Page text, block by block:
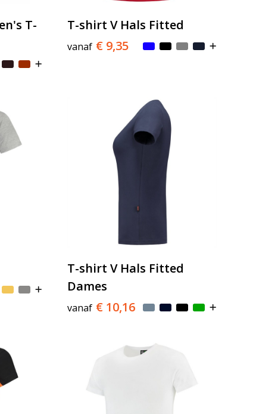
T-
T-shirt V Hals Fitted
vanaf € 9,35
T-shirt V Hals Fitted
Dames
vanaf € 10,16